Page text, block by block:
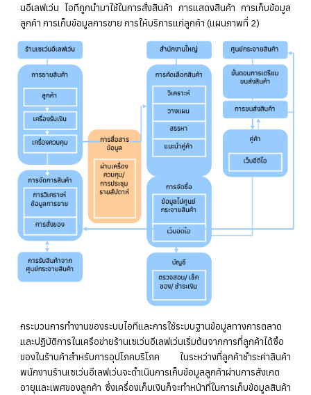
นอีเลฟเว่น ไอทีถูกนำมาใช้ในการสั่งสินค้า การแสดงสินค้า การเก็บข้อมูล
ลูกค้า การเก็บข้อมูลการขาย การให้บริการแก่ลูกค้า (แผนภาพที่ 2)
กระบวนการทำงานของระบบไอทีและการใช้ระบบฐานข้อมูลทางการตลาด
และปฏิบัติการในเครือข่ายร้านเซเว่นอีเลฟเว่นเริ่มต้นจากการที่ลูกค้าได้ซื้อ
ของในร้านค้าสำหรับการอุปโภคบริโภค ในระหว่างที่ลูกค้าชำระค่าสินค้า
พนักงานร้านเซเว่นอีเลฟเว่นจะดำเนินการเก็บข้อมูลลูกค้าผ่านการสังเกต
อายุและเพศของลูกค้า ซึ่งเครื่องเก็บเงินก็จะทำหน้าที่ในการเก็บข้อมูลสินค้า